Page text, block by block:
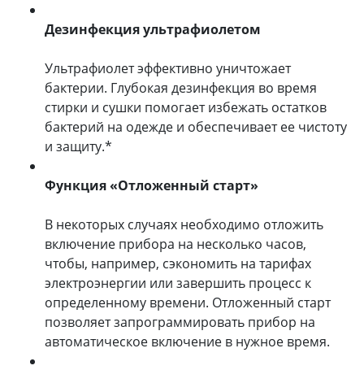
Дезинфекция ультрафиолетом
Ультрафиолет эффективно уничтожает
бактерии. Глубокая дезинфекция во время
стирки и сушки помогает избежать остатков
бактерий на одежде и обеспечивает ее чистоту
и защиту.*
Функция «Отложенный старт»
В некоторых случаях необходимо отложить
включение прибора на несколько часов,
чтобы, например, сэкономить на тарифах
электроэнергии или завершить процесс к
определенному времени. Отложенный старт
позволяет запрограммировать прибор на
автоматическое включение в нужное время.